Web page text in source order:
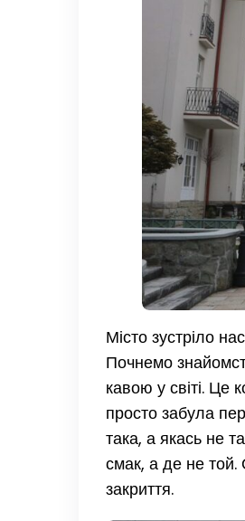
Місто зустріло
Почнемо
кавою у світі. Це
просто забула
така, а якась не
смак, а де не
закриття.